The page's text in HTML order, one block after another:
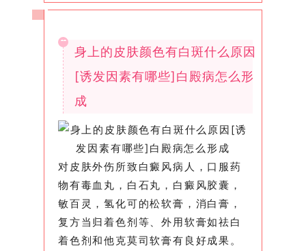
身上的皮肤颜色有白斑什么原因
[诱发因素有哪些]白殿病怎么形
成
对皮肤外伤所致白癜风病人，口服药
物有毒血丸，白石丸，白癜风胶囊，
敏百灵，氢化可的松软膏，消白膏，
复方当归着色剂等、外用软膏如祛白
着色剂和他克莫司软膏有良好成果。